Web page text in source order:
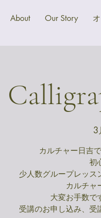
About Our Story
3
カルチャー日吉
初
少人数グループレッス
カルチャ
大変お手数で
受講のお申し込み、受